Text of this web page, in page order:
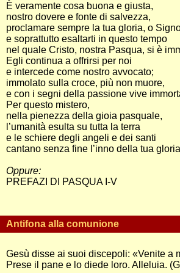
È veramente cosa buona e giusta,
nostro dovere e fonte di salvezza,
proclamare sempre la tua gloria, o
e soprattutto esaltarti in questo tempo
nel quale Cristo, nostra Pasqua, si è
Egli continua a offrirsi per noi
e intercede come nostro avvocato;
immolato sulla croce, più non muore,
e con i segni della passione vive
Per questo mistero,
nella pienezza della gioia pasquale,
l’umanità esulta su tutta la terra
e le schiere degli angeli e dei santi
cantano senza fine l’inno della tua
Oppure:
PREFAZI DI PASQUA I-V
Antifona alla comunione
Gesù disse ai suoi discepoli: «Venite a
Prese il pane e lo diede loro. Alleluia.